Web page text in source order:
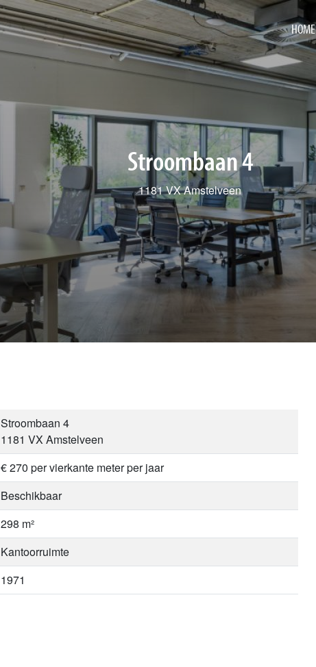
HOME
Stroombaan 4
1181 VX Amstelveen
Stroombaan 4
1181 VX Amstelveen
€ 270 per vierkante meter per jaar
Beschikbaar
298 m²
Kantoorruimte
1971